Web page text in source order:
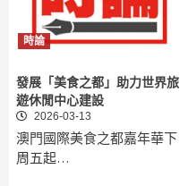
時論
發展「美食之都」助力世界旅
遊休閒中心建設
2026-03-13
澳門國際美食之都嘉年華下
周五起…